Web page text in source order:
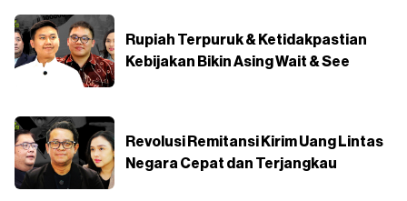
Rupiah Terpuruk & Ketidakpastian
Kebijakan Bikin Asing Wait & See
Revolusi Remitansi Kirim Uang Lintas
Negara Cepat dan Terjangkau